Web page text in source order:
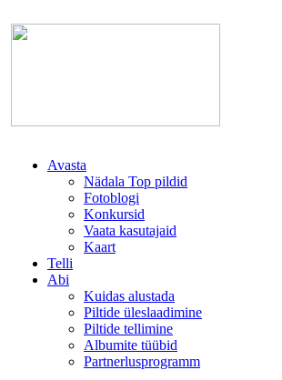
Avasta
Nädala Top pildid
Fotoblogi
Konkursid
Vaata kasutajaid
Kaart
Telli
Abi
Kuidas alustada
Piltide üleslaadimine
Piltide tellimine
Albumite tüübid
Partnerlusprogramm